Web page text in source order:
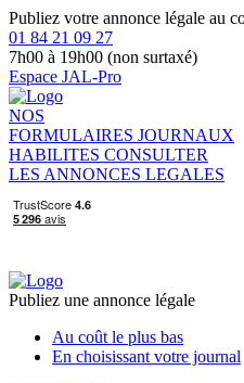
Publiez votre annonce légale au
01 84 21 09 27
7h00 à 19h00 (non surtaxé)
Espace JAL-Pro
NOS
FORMULAIRES JOURNAUX
HABILITES CONSULTER
LES ANNONCES LEGALES
Publiez une annonce légale
Au coût le plus bas
En choisissant votre journal